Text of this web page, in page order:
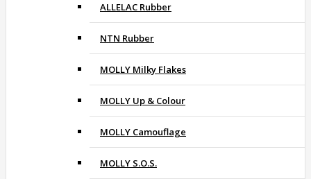
ALLELAC Rubber
NTN Rubber
MOLLY Milky Flakes
MOLLY Up & Colour
MOLLY Camouflage
MOLLY S.O.S.